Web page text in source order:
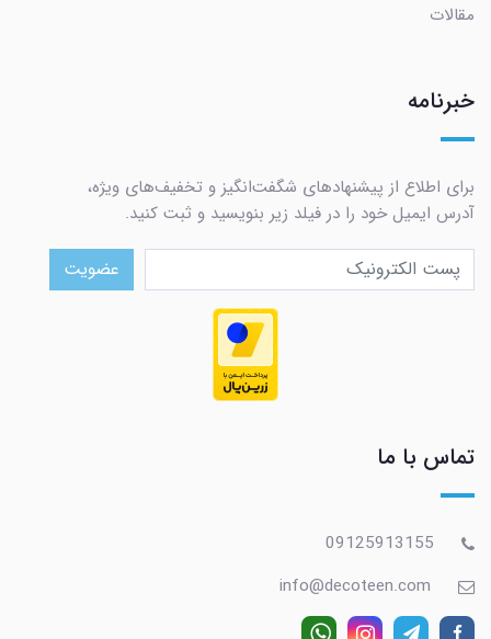
مقالات
خبرنامه
برای اطلاع از پیشنهادهای شگفت‌انگیز و تخفیف‌های ویژه،
آدرس ایمیل خود را در فیلد زیر بنویسید و ثبت کنید.
عضویت
تماس با ما